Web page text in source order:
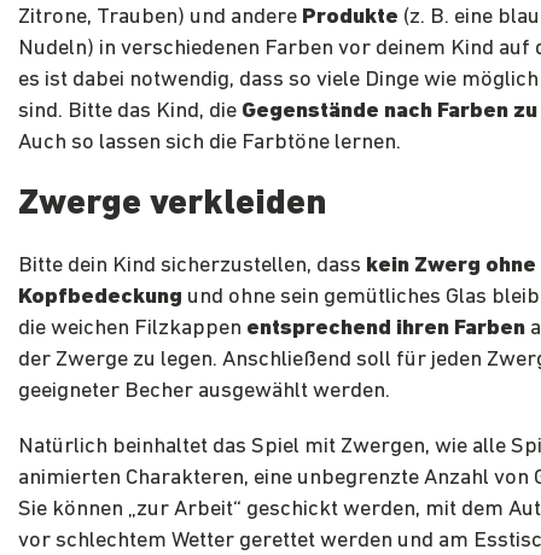
Zitrone, Trauben) und andere Produkte (z. B. eine
Nudeln) in verschiedenen Farben vor deinem Kind auf
es ist dabei notwendig, dass so viele Dinge wie
sind. Bitte das Kind, die Gegenstände nach Farben
Auch so lassen sich die Farbtöne lernen.
Zwerge verkleiden
Bitte dein Kind sicherzustellen, dass kein Zwerg ohne
Kopfbedeckung und ohne sein gemütliches Glas
die weichen Filzkappen entsprechend ihren Farben
der Zwerge zu legen. Anschließend soll für jeden
geeigneter Becher ausgewählt werden.
Natürlich beinhaltet das Spiel mit Zwergen, wie alle
animierten Charakteren, eine unbegrenzte Anzahl von
Sie können „zur Arbeit“ geschickt werden, mit dem
vor schlechtem Wetter gerettet werden und am